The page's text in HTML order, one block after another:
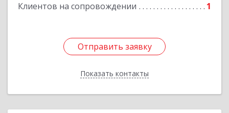
Клиентов на сопровождении 1
Отправить заявку
Показать контакты
Отправить заявку
Назад